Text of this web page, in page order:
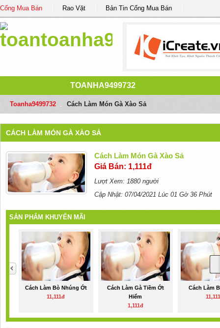
Cổng Mua Bán Rao Vặt Bản Tin Cổng Mua Bán
TOANHA9499732
Toanha9499732 Cách Làm Món Gà Xào Sả
CÁCH LÀM MÓN GÀ XÀO SẢ
Cách Làm Món Gà Xào Sả
Giá Bán: 1,111đ
Lượt Xem: 1880 người
Cập Nhật: 07/04/2021 Lúc 01 Gờ 36 Phút
SẢN PHẨM KHUYẾN MÃI
Cách Làm Bò Nhúng Ớt
11,111đ
Cách Làm Gà Tiềm Ớt
Hiểm
1,111đ
Cách Làm